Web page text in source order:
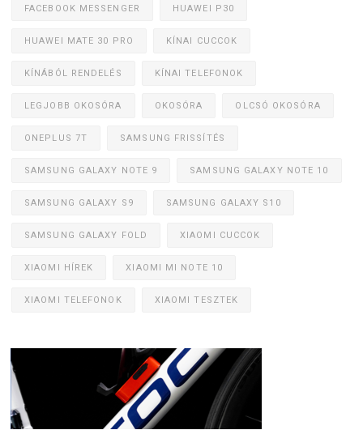
FACEBOOK MESSENGER HUAWEI P30
HUAWEI MATE 30 PRO KÍNAI CUCCOK
KÍNÁBÓL RENDELÉS KÍNAI TELEFONOK
LEGJOBB OKOSÓRA OKOSÓRA OLCSÓ OKOSÓRA
ONEPLUS 7T SAMSUNG FRISSÍTÉS
SAMSUNG GALAXY NOTE 9 SAMSUNG GALAXY NOTE 10
SAMSUNG GALAXY S9 SAMSUNG GALAXY S10
SAMSUNG GALAXY FOLD XIAOMI CUCCOK
XIAOMI HÍREK XIAOMI MI NOTE 10
XIAOMI TELEFONOK XIAOMI TESZTEK